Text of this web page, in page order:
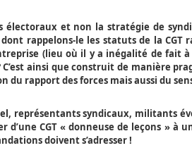
électoraux et non la stratégie de
rappelons-le les statuts de la CGT
(lieu où il y a inégalité de fait à
ainsi que construit de manière
du rapport des forces mais aussi du
représentants syndicaux, militants
d’une CGT « donneuse de leçons »
doivent s’adresser !